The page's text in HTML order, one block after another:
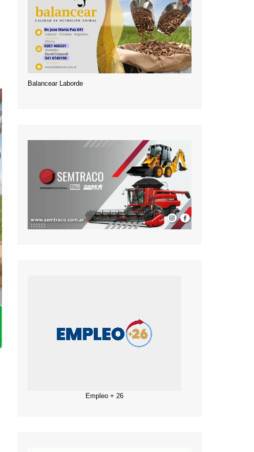
Balancear Laborde
Empleo + 26